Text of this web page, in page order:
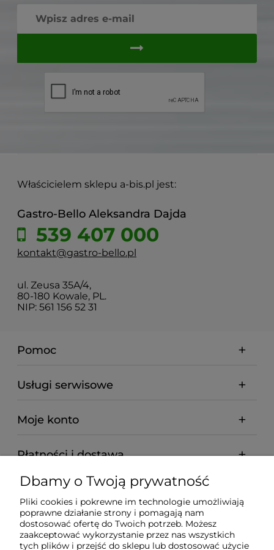
Właścicielem sklepu a-bis.pl jest:
Gastro-Bello Aleksandra Dajda
539 407 000
kontakt@gastro-bello.pl
ul. Zeusa 35A/4,
80-180 Kowale, PL.
NIP: 561 156 52 31
Pomoc
Usługi serwisowe
Moje konto
Płatności i dostawa
Informacje
O nas
Dbamy o Twoją prywatność
Pliki cookies i pokrewne im technologie umożliwiają
poprawne działanie strony i pomagają nam
dostosować ofertę do Twoich potrzeb. Możesz
zaakceptować wykorzystanie przez nas wszystkich
tych plików i przejść do sklepu lub dostosować użycie